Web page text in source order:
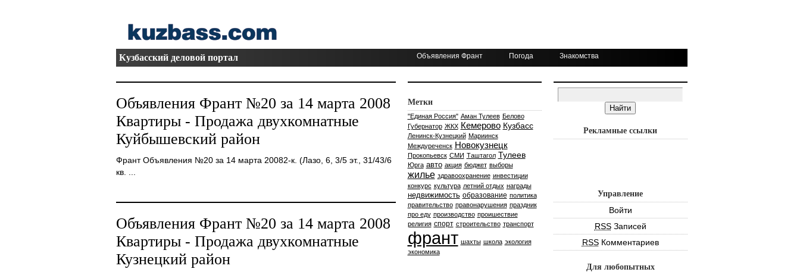
Кузбасский деловой портал Объявления Франт Погода Знакомства
Объявления Франт №20 за 14 марта 2008
Квартиры - Продажа двухкомнатные
Куйбышевский район
Франт Объявления №20 за 14 марта 20082-к. (Лазо, 6, 3/5 эт., 31/43/6
кв. ...
Объявления Франт №20 за 14 марта 2008
Квартиры - Продажа двухкомнатные
Кузнецкий район
Метки
"Единая Россия" Аман Тулеев Белово
Губернатор ЖКХ Кемерово Кузбасс
Ленинск-Кузнецкий Мариинск
Междуреченск Новокузнецк
Прокопьевск СМИ Таштагол Тулеев
Юрга авто акция бюджет выборы
жилье здравоохранение инвестиции
конкурс культура летний отдых награды
недвижимость образование политика
правительство правонарушения праздник
про еду производство проишествие
религия спорт строительство транспорт
франт шахты школа экология
экономика
Рекламные ссылки
Управление
Войти
RSSЗаписей
RSSКомментариев
Для любопытных